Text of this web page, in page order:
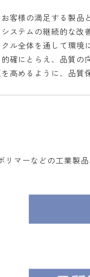
客様の満足する製品
ステムの継続的な
ル全体を通して環
確にとらえ、品質の
高めるように、品質
マーなどの工業